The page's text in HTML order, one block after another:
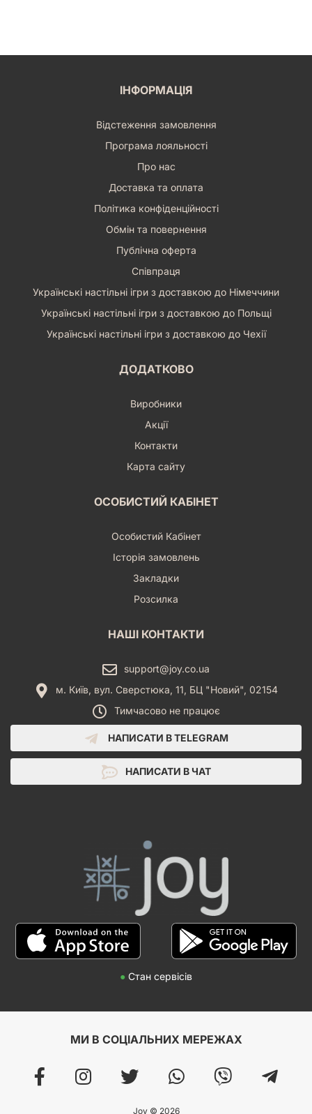
ІНФОРМАЦІЯ
Відстеження замовлення
Програма лояльності
Про нас
Доставка та оплата
Політика конфіденційності
Обмін та повернення
Публічна оферта
Співпраця
Українські настільні ігри з доставкою до Німеччини
Українські настільні ігри з доставкою до Польщі
Українські настільні ігри з доставкою до Чехії
ДОДАТКОВО
Виробники
Акції
Контакти
Карта сайту
ОСОБИСТИЙ КАБІНЕТ
Особистий Кабінет
Історія замовлень
Закладки
Розсилка
НАШІ КОНТАКТИ
support@joy.co.ua
м. Київ, вул. Сверстюка, 11, БЦ "Новий", 02154
Тимчасово не працює
НАПИСАТИ В TELEGRAM
НАПИСАТИ В ЧАТ
● Стан сервісів
МИ В СОЦІАЛЬНИХ МЕРЕЖАХ
Joy © 2026